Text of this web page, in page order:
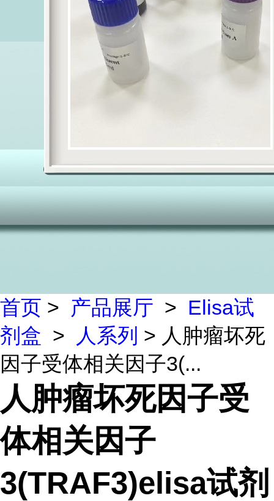
首页 > 产品展厅 > Elisa试
剂盒 > 人系列 > 人肿瘤坏死
因子受体相关因子3(...
人肿瘤坏死因子受
体相关因子
3(TRAF3)elisa试剂